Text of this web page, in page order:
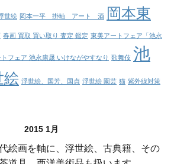
世絵 岡本一平 掛軸 アート 酒
岡本東
春画 買取 買い取り 査定 鑑定 東美アートフェア「池永
フェア 池永康晟 いけながやすなり 歌舞伎 池
絵 浮世絵、国芳、国貞 浮世絵 園芸 猫 紫外線対策
2015 1月
絵画を軸に、浮世絵、古典籍、その